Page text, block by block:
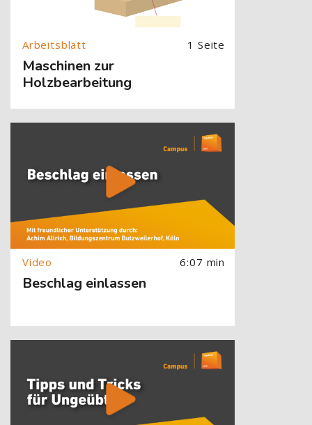
1 Seite
Maschinen zur
Holzbearbeitung
[Cocoon] About (Text with Image) überspringen
6:07 min
Beschlag einlassen
[Cocoon] About (Text with Image) überspringen